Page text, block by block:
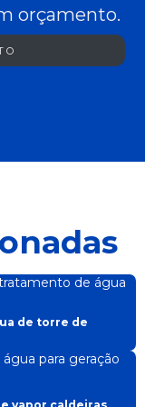
orçamento.
de torre de